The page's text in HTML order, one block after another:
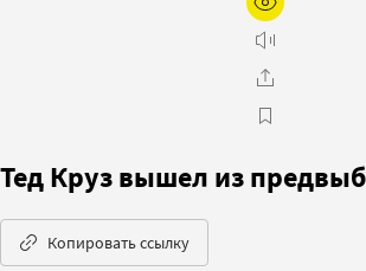
Тед Круз вышел из
Копировать ссылку